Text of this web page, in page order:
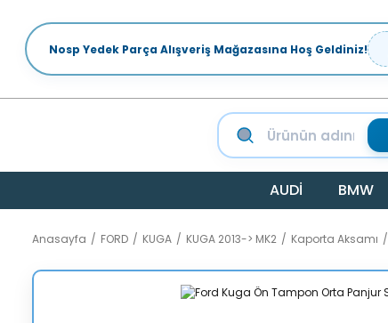
Nosp Yedek Parça Alışveriş Mağazasına Hoş Geldiniz!
AUDİ BMW
Anasayfa FORD KUGA KUGA 2013-> MK2 Kaporta Aksamı